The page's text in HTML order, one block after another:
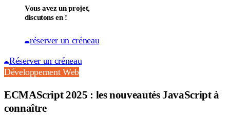
Vous avez un projet,
discutons en !
réserver un créneau
Réserver un créneau
Développement Web
ECMAScript 2025 : les nouveautés JavaScript à
connaître